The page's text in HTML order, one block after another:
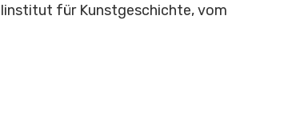
für Kunstgeschichte, vom